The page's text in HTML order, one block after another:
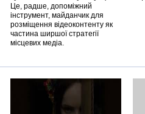
Це, радше, допоміжний
інструмент, майданчик для
розміщення відеоконтенту як
частина ширшої стратегії
місцевих медіа.